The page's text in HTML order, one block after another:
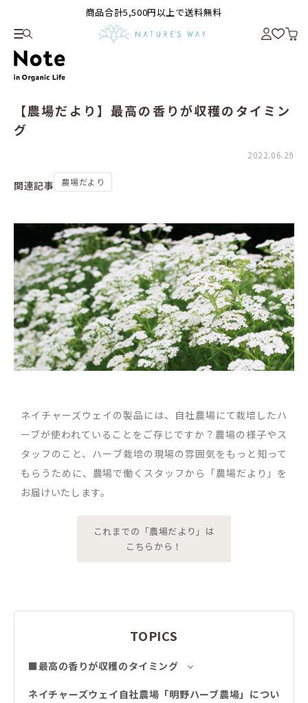
商品合計5,500円以上で送料無料
【農場だより】最高の香りが収穫のタイミン
グ
2022.06.29
関連記事 農場だより
ネイチャーズウェイの製品には、自社農場にて栽培したハ
ーブが使われていることをご存じですか？農場の様子やス
タッフのこと、ハーブ栽培の現場の雰囲気をもっと知って
もらうために、農場で働くスタッフから「農場だより」を
お届けいたします。
これまでの「農場だより」は
こちらから！
TOPICS
■最高の香りが収穫のタイミング
ネイチャーズウェイ自社農場「明野ハーブ農場」につい